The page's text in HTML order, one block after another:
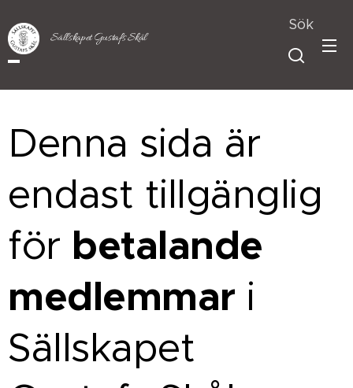
Sällskapet Gustafs Skål
Sök
Denna sida är
endast tillgänglig
för betalande
medlemmar i
Sällskapet